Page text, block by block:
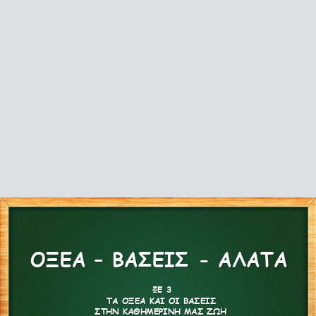
ΦΕ 3
ΦΕ 3
ΤΑ ΟΞΕΑ ΚΑΙ ΟΙ ΒΑΣΕΙΣ
ΤΑ ΟΞΕΑ ΚΑΙ ΟΙ ΒΑΣΕΙΣ
ΣΤΗΝ ΚΑΘΗΜΕΡΙΝΗ ΜΑΣ ΖΩΗ
ΣΤΗΝ ΚΑΘΗΜΕΡΙΝΗ ΜΑΣ ΖΩΗ
ΟΞΕΑ – ΒΑΣΕΙΣ - ΑΛΑΤΑ
ΟΞΕΑ – ΒΑΣΕΙΣ - ΑΛΑΤΑ